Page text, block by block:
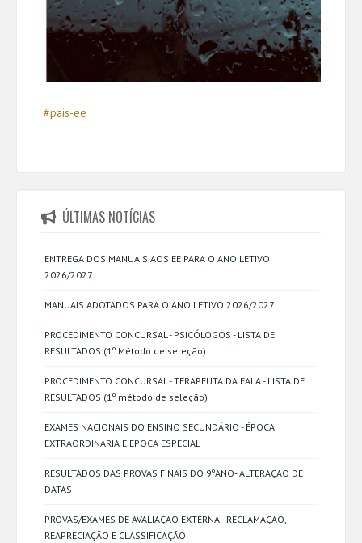
#pais-ee
ÚLTIMAS NOTÍCIAS
ENTREGA DOS MANUAIS AOS EE PARA O ANO LETIVO
2026/2027
MANUAIS ADOTADOS PARA O ANO LETIVO 2026/2027
PROCEDIMENTO CONCURSAL - PSICÓLOGOS - LISTA DE
RESULTADOS (1º Método de seleção)
PROCEDIMENTO CONCURSAL - TERAPEUTA DA FALA - LISTA DE
RESULTADOS (1º método de seleção)
EXAMES NACIONAIS DO ENSINO SECUNDÁRIO - ÉPOCA
EXTRAORDINÁRIA E ÉPOCA ESPECIAL
RESULTADOS DAS PROVAS FINAIS DO 9ºANO- ALTERAÇÃO DE
DATAS
PROVAS/EXAMES DE AVALIAÇÃO EXTERNA - RECLAMAÇÃO,
REAPRECIAÇÃO E CLASSIFICAÇÃO